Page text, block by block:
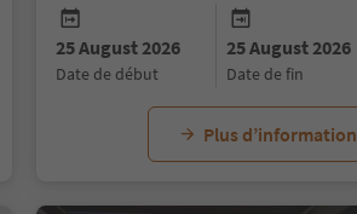
25 August 2026
date de début
25 August 2026
date de fin
Plus d’information